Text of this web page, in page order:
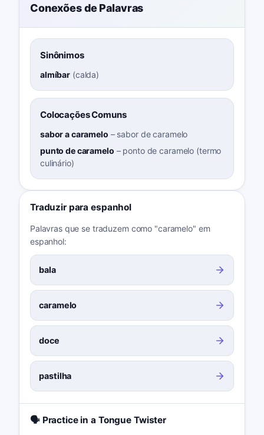
Conexões de Palavras
Sinônimos
almíbar (calda)
Colocações Comuns
sabor a caramelo – sabor de caramelo
punto de caramelo – ponto de caramelo (termo
culinário)
Traduzir para espanhol
Palavras que se traduzem como "caramelo" em
espanhol:
bala
caramelo
doce
pastilha
🗣️ Practice in a Tongue Twister